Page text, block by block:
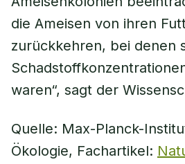
die Ameisen von ihren
zurückkehren, bei denen
waren“, sagt der
Quelle: Max-Planck-
Ökologie, Fachartikel: